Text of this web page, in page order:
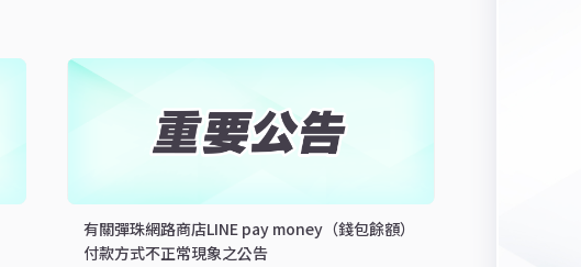
有關彈珠網路商店LINE pay money（錢包餘額）
付款方式不正常現象之公告